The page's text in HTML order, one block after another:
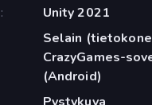
Unity 2021
Selain
CrazyGames-
(Android)
Pystykuva